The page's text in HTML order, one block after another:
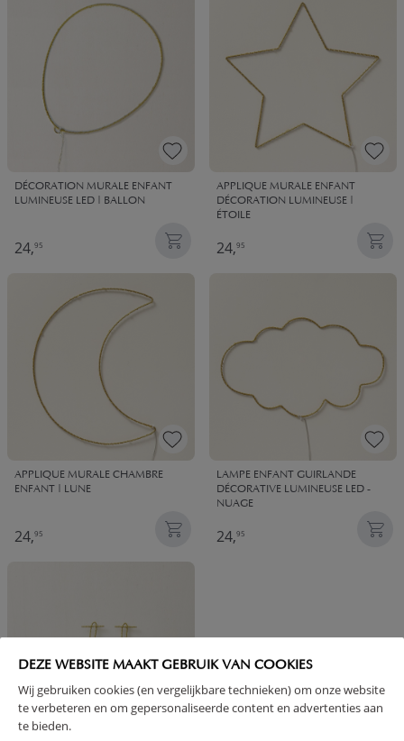
DEZE WEBSITE MAAKT GEBRUIK VAN COOKIES
Wij gebruiken cookies (en vergelijkbare technieken) om onze website
te verbeteren en om gepersonaliseerde content en advertenties aan
te bieden.
DÉCORATION MURALE ENFANT
LUMINEUSE LED | BALLON
24,95
APPLIQUE MURALE ENFANT
DÉCORATION LUMINEUSE |
ÉTOILE
24,95
APPLIQUE MURALE CHAMBRE
ENFANT | LUNE
24,95
LAMPE ENFANT GUIRLANDE
DÉCORATIVE LUMINEUSE LED -
NUAGE
24,95